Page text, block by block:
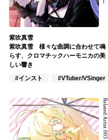
紫吹真雪
紫吹真雪 様々な曲調に合わせて鳴
らす、クロマチックハーモニカの美
しい響き
#インスト
#VTuber/VSinger
Related Artist 003